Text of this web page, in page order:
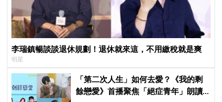
李瑞鎮暢談談退休規劃！退休就來這，不用繳稅就是爽
明星
「第二次人生」如何去愛？《我的剩
餘戀愛》首播聚焦「絕症青年」朗讀